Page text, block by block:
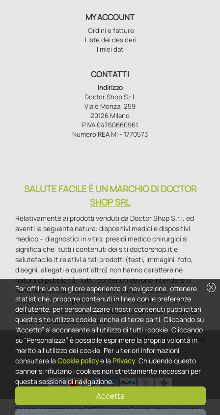
MY ACCOUNT
Ordini e fatture
Liste dei desideri
I miei dati
CONTATTI
Indirizzo
Doctor Shop S.r.l.
Viale Monza, 259
20126 Milano
P.IVA 04760660961
Numero REA MI - 1770573
SALUTE FACILE È UN MARCHIO DI DOCTOR
SHOP SRL
Relativamente ai prodotti venduti da Doctor Shop S.r.l. ed
aventi la seguente natura: dispositivi medici e dispositivi
medico – diagnostici in vitro, presidi medico chirurgici si
significa che: tutti i contenuti dei siti doctorshop.it e
salutefacile.it relativi a tali prodotti (testi, immagini, foto,
disegni, allegati e quant’altro) non hanno carattere né
natura di pubblicità. Tutti i contenuti devono intendersi e
sono di natura esclusivamente informativa e volti
esclusivamente a portare a conoscenza dei clienti e dei
potenziali clienti in fase di preacquisto i prodotti venduti da
Doctorshop attraverso la rete.
Copyright DoctorShop 2005-2026 - Tutti diritti riservati - P.IVA
04760660961
This site is protected by reCAPTCHA and the Google Privacy Policyand 0
cancel
Per offrire una migliore esperienza di navigazione, ottenere
statistiche, proporre contenuti in linea con le preferenze
dell'utente, per personalizzare i nostri contenuti pubblicitari
questo sito utilizza cookie, anche di terze parti. Cliccando su
“Accetto” si acconsente all'utilizzo di tutti i cookie. Cliccando
su “Personalizza” è possibile esprimere la propria volontà in
merito all'utilizzo dei cookie. Per ulteriori informazioni
consultare la Cookie policye la Privacy. Chiudendo questo
banner si rifiutano i cookies non strettamente necessari per
questa sessione di navigazione.
Accetta